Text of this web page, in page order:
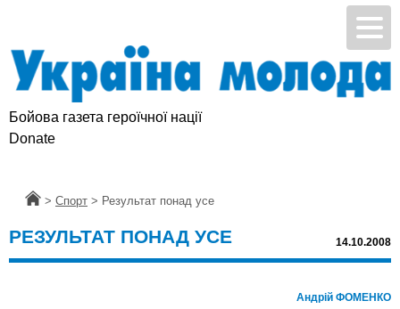
Бойова газета героїчної нації
Donate
Головна
> Спорт > Результат понад усе
РЕЗУЛЬТАТ ПОНАД УСЕ 14.10.2008
Андрій ФОМЕНКО